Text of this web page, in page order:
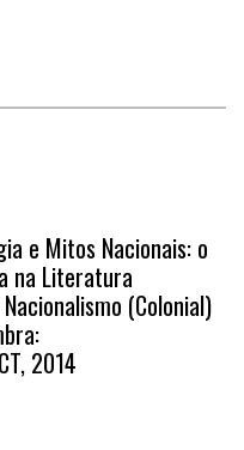
e Mitos Nacionais: o
na Literatura
(Colonial)
2014